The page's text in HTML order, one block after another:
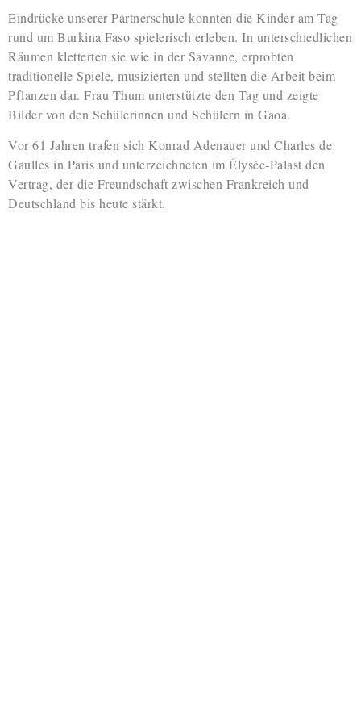
Eindrücke unserer Partnerschule konnten die Kinder am Tag
rund um Burkina Faso spielerisch erleben. In unterschiedlichen
Räumen kletterten sie wie in der Savanne, erprobten
traditionelle Spiele, musizierten und stellten die Arbeit beim
Pflanzen dar. Frau Thum unterstützte den Tag und zeigte
Bilder von den Schülerinnen und Schülern in Gaoa.
Vor 61 Jahren trafen sich Konrad Adenauer und Charles de
Gaulles in Paris und unterzeichneten im Élysée-Palast den
Vertrag, der die Freundschaft zwischen Frankreich und
Deutschland bis heute stärkt.